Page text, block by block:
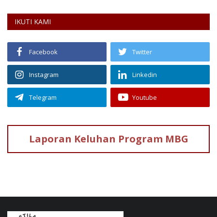
IKUTI KAMI
Facebook Twitter
Instagram Linkedin
Telegram Youtube
Laporan Keluhan Program MBG